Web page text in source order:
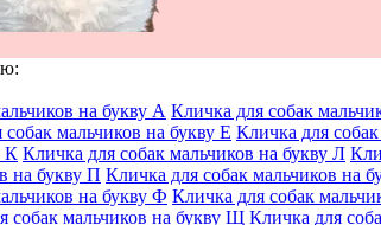
на букву А Кличка для собак
мальчиков на букву Е Кличка для
К Кличка для собак мальчиков на букву Л
на букву П Кличка для собак мальчиков на
на букву Ф Кличка для собак
собак мальчиков на букву Щ Кличка для